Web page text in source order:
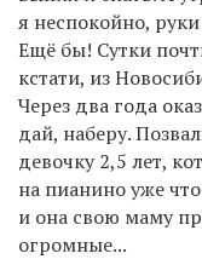
я неспокойно,
Ещё бы! Сутки
кстати, из
Через два года
дай, наберу.
девочку 2,5 лет,
на пианино уже
и она свою маму
огромные...